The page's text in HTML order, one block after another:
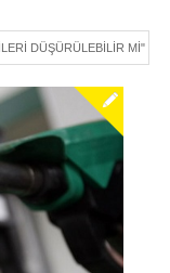
DÜŞÜRÜLEBILIR MI"